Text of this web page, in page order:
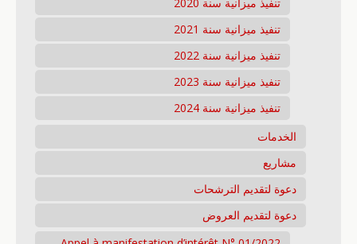
تنفيذ ميزانية سنة 2020
تنفيذ ميزانية سنة 2021
تنفيذ ميزانية سنة 2022
تنفيذ ميزانية سنة 2023
تنفيذ ميزانية سنة 2024
الخدمات
مشاريع
دعوة لتقديم الترشحات
دعوة لتقديم العروض